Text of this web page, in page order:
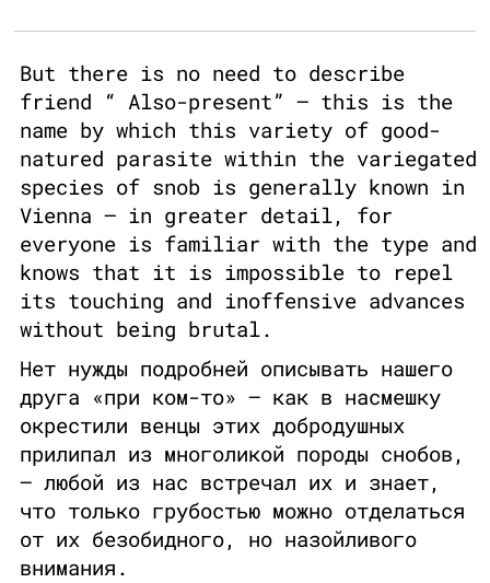
But there is no need to describe
friend “ Also-present” — this is the
name by which this variety of good-
natured parasite within the variegated
species of snob is generally known in
Vienna — in greater detail, for
everyone is familiar with the type and
knows that it is impossible to repel
its touching and inoffensive advances
without being brutal.
Нет нужды подробней описывать нашего
друга «при ком-то» — как в насмешку
окрестили венцы этих добродушных
прилипал из многоликой породы снобов,
— любой из нас встречал их и знает,
что только грубостью можно отделаться
от их безобидного, но назойливого
внимания.